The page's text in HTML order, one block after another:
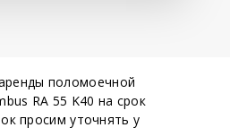
поломоечной
RA 55 K40 на срок
просим уточнять у